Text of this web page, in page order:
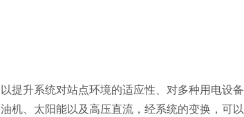
提升系统对站点环境的适应性、对多种用电设备
机、太阳能以及高压直流，经系统的变换，可以